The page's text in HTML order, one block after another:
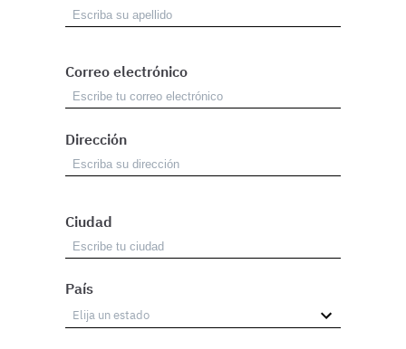
Correo electrónico
Dirección
Ciudad
País